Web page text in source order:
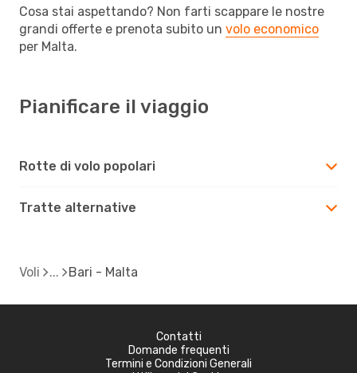
Cosa stai aspettando? Non farti scappare le nostre
grandi offerte e prenota subito un volo economico
per Malta.
Pianificare il viaggio
Rotte di volo popolari
Tratte alternative
Voli Bari - Malta
Contatti
Domande frequenti
Termini e Condizioni Generali